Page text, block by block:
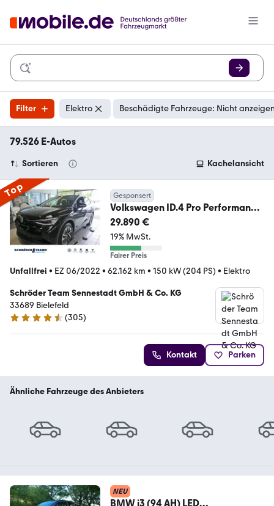
Filter Elektro Beschädigte Fahrzeuge: Nicht
79.526 E-Autos
Sortieren Kachelansicht
Top Gesponsert
Volkswagen ID.4 Pro Performance
AHK Rfk Navi IQ Light ACC
29.890 €
19% MwSt.
Fairer Preis
Unfallfrei • EZ 06/2022 • 62.162 km • 150 kW (204 PS) • Elektro
Schröder Team Sennestadt GmbH & Co. KG
33689 Bielefeld
4.6 Sterne
(305)
Kontakt Parken
Ähnliche Fahrzeuge des Anbieters
NEU
BMW i3 (94 AH) LED